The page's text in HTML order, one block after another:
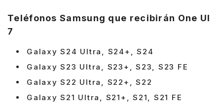
Teléfonos Samsung que recibirán One UI
7
Galaxy S24 Ultra, S24+, S24
Galaxy S23 Ultra, S23+, S23, S23 FE
Galaxy S22 Ultra, S22+, S22
Galaxy S21 Ultra, S21+, S21, S21 FE